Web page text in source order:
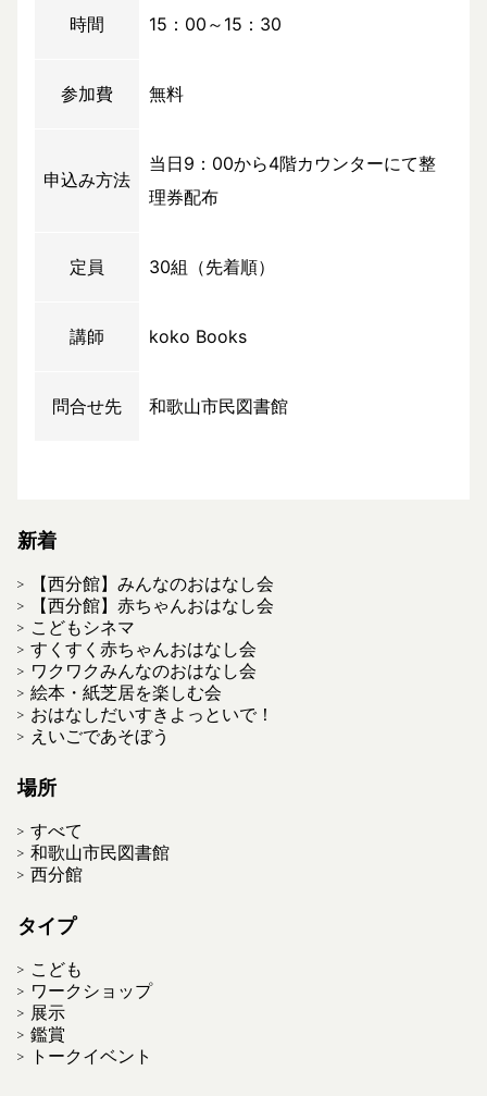
時間 15：00～15：30
参加費 無料
申込み方法
当日9：00から4階カウンターにて整
理券配布
定員 30組（先着順）
講師 koko Books
問合せ先 和歌山市民図書館
新着
【西分館】みんなのおはなし会
【西分館】赤ちゃんおはなし会
こどもシネマ
すくすく赤ちゃんおはなし会
ワクワクみんなのおはなし会
絵本・紙芝居を楽しむ会
おはなしだいすきよっといで！
えいごであそぼう
場所
すべて
和歌山市民図書館
西分館
タイプ
こども
ワークショップ
展示
鑑賞
トークイベント